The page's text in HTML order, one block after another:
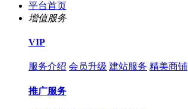
平台首页
增值服务
VIP
服务介绍 会员升级 建站服务 精美商铺
推广服务